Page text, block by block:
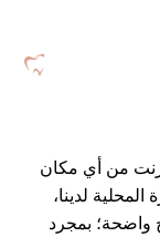
من أي مكان
لدينا،
واضحة؛ بمجرد